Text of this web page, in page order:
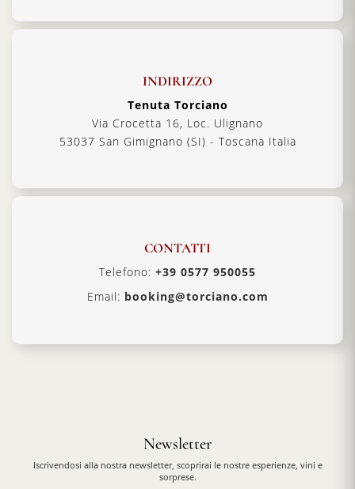
INDIRIZZO
Tenuta Torciano
Via Crocetta 16, Loc. Ulignano
53037 San Gimignano (SI) - Toscana Italia
CONTATTI
Telefono: +39 0577 950055
Email: booking@torciano.com
Newsletter
Iscrivendosi alla nostra newsletter, scoprirai le nostre esperienze, vini e
sorprese.